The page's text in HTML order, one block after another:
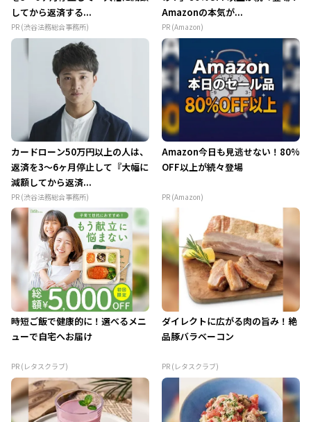
してから返済する...
PR (渋谷法務総合事務所)
Amazonの本気が...
PR (Amazon)
カードローン50万円以上の人は、
返済を3～6ヶ月停止して『大幅に
減額してから返済...
PR (渋谷法務総合事務所)
Amazon今日も見逃せない！80%
OFF以上が続々登場
PR (Amazon)
時短ご飯で健康的に！選べるメニ
ューで自宅へお届け
PR (レタスクラブ)
ダイレクトに広がる肉の旨み！絶
品豚バラベーコン
PR (レタスクラブ)